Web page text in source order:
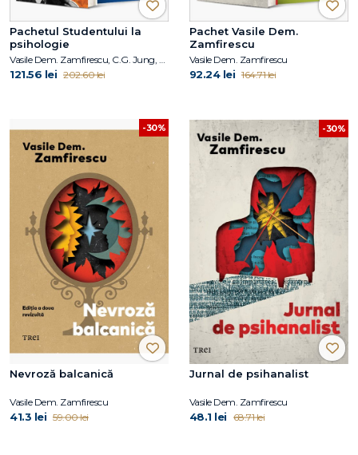
Pachetul Studentului la
psihologie
121.56 lei 202.60 lei
Pachet Vasile Dem.
Zamfirescu
Vasile Dem. Zamfirescu
92.24 lei 164.71 lei
-30%
Nevroză balcanică
Vasile Dem. Zamfirescu
41.3 lei 59.00 lei
-30%
Jurnal de psihanalist
Vasile Dem. Zamfirescu
48.1 lei 68.71 lei